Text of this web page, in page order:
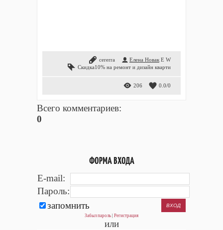
cererra Елена Новак E W
Скидка10% на ремонт и дизайн кварти
206 0.0/0
Всего комментариев:
0
ФОРМА ВХОДА
E-mail:
Пароль:
запомнить
Забыл пароль Регистрация
или